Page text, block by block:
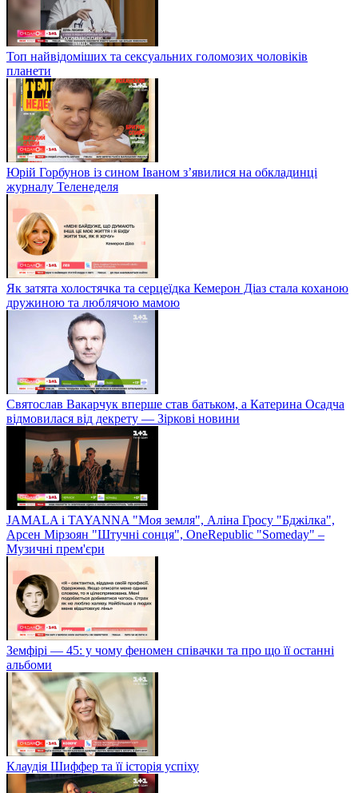
Топ найвідоміших та сексуальних голомозих чоловіків
планети
Юрій Горбунов із сином Іваном з’явилися на обкладинці
журналу Теленеделя
Як затята холостячка та серцеїдка Кемерон Діаз стала коханою
дружиною та люблячою мамою
Святослав Вакарчук вперше став батьком, а Катерина Осадча
відмовилася від декрету — Зіркові новини
JAMALA і TAYANNA "Моя земля", Аліна Гросу "Бджілка",
Арсен Мірзоян "Штучні сонця", OneRepublic "Someday" –
Музичні прем'єри
Земфірі — 45: у чому феномен співачки та про що її останні
альбоми
Клаудія Шиффер та її історія успіху